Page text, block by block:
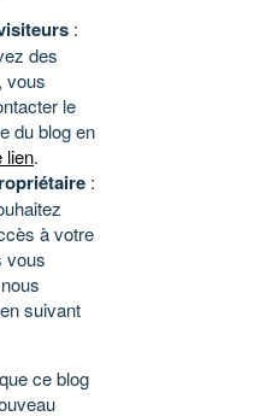
:
des
vous
le
du blog en
lien.
:
à votre
vous
suivant
ce blog